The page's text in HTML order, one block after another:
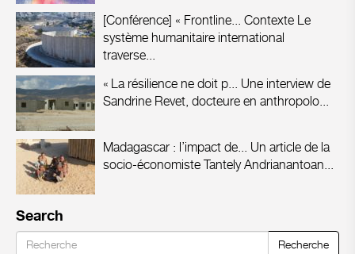
[Conférence] « Frontline... Contexte Le
système humanitaire international
traverse...
« La résilience ne doit p... Une interview de
Sandrine Revet, docteure en anthropolo...
Madagascar : l’impact de... Un article de la
socio-économiste Tantely Andrianantoan...
Search
Recherche